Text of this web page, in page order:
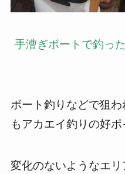
手漕ぎボートで釣っ
ボート釣りなどで狙
もアカエイ釣りの好ポ
変化のないようなエ